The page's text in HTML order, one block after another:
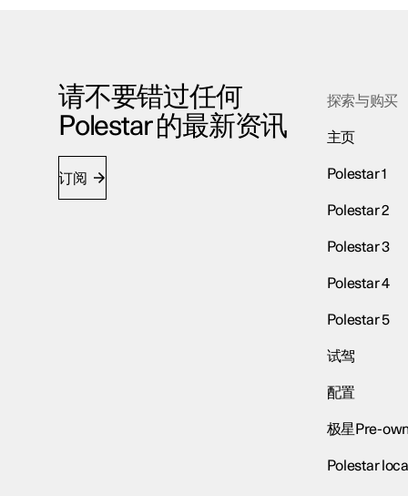
请不要错过任何
Polestar 的最新资讯
订阅
探索与购买
主页
Polestar 1
Polestar 2
Polestar 3
Polestar 4
Polestar 5
试驾
配置
极星Pre-
Polestar